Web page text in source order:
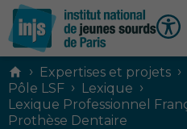
Contenu
principal
› Expertises et projets ›
Pôle LSF › Lexique ›
Lexique Professionnel
Prothèse Dentaire